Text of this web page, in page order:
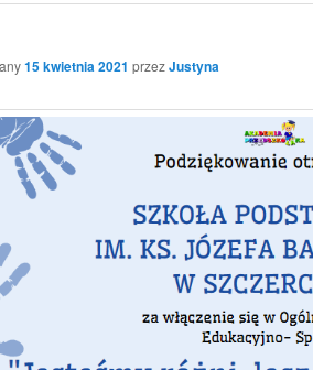
15 kwietnia 2021 przezJustyna